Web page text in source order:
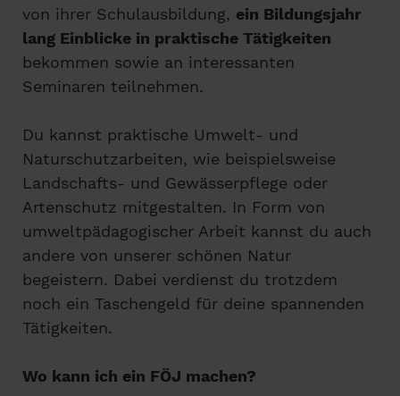
von ihrer Schulausbildung, ein Bildungsjahr
lang Einblicke in praktische Tätigkeiten
bekommen sowie an interessanten
Seminaren teilnehmen.
Du kannst praktische Umwelt- und
Naturschutzarbeiten, wie beispielsweise
Landschafts- und Gewässerpflege oder
Artenschutz mitgestalten. In Form von
umweltpädagogischer Arbeit kannst du auch
andere von unserer schönen Natur
begeistern. Dabei verdienst du trotzdem
noch ein Taschengeld für deine spannenden
Tätigkeiten.
Wo kann ich ein FÖJ machen?